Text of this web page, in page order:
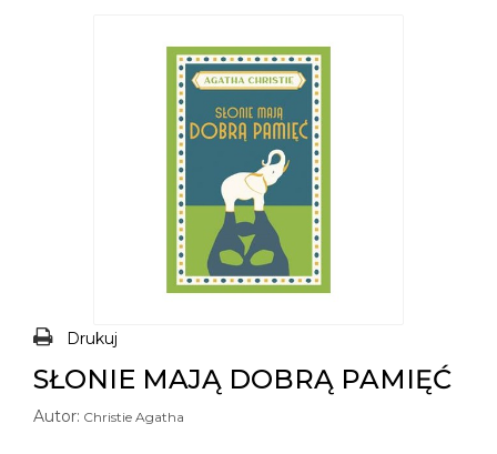
Drukuj
SŁONIE MAJĄ DOBRĄ PAMIĘĆ
Autor: Christie Agatha